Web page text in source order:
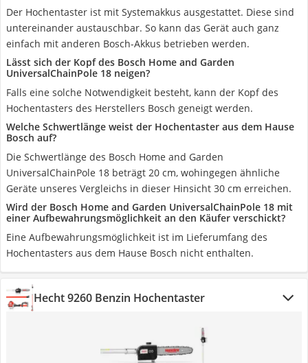
Der Hochentaster ist mit Systemakkus ausgestattet. Diese sind
untereinander austauschbar. So kann das Gerät auch ganz
einfach mit anderen Bosch-Akkus betrieben werden.
Lässt sich der Kopf des Bosch Home and Garden
UniversalChainPole 18 neigen?
Falls eine solche Notwendigkeit besteht, kann der Kopf des
Hochentasters des Herstellers Bosch geneigt werden.
Welche Schwertlänge weist der Hochentaster aus dem Hause
Bosch auf?
Die Schwertlänge des Bosch Home and Garden
UniversalChainPole 18 beträgt 20 cm, wohingegen ähnliche
Geräte unseres Vergleichs in dieser Hinsicht 30 cm erreichen.
Wird der Bosch Home and Garden UniversalChainPole 18 mit
einer Aufbewahrungsmöglichkeit an den Käufer verschickt?
Eine Aufbewahrungsmöglichkeit ist im Lieferumfang des
Hochentasters aus dem Hause Bosch nicht enthalten.
Hecht 9260 Benzin Hochentaster